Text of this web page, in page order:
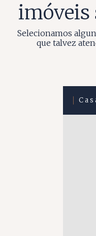
imóveis
Selecionamos
que talvez